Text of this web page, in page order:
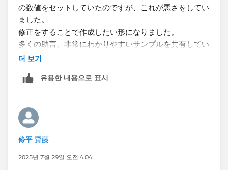
”選択年月の数量”（赤〇）の降順で並べるには、どのよ
うにすべきか、お知恵をお借りできますでしょうか。
よろしくお願いします。
の数値をセットしていたのですが、これが悪さをしてい
ました。
修正をすることで作成したい形になりました。
多くの助言、非常にわかりやすいサンプルを共有してい
ただき、ありがとうございました。
더 보기
유용한 내용으로 표시
修平 齋藤
2025년 7월 29일 오전 4:04